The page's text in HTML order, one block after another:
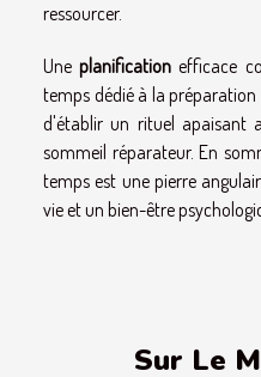
ressourcer.
Uneplanification efficace
temps dédié à la
d'établir un rituel apaisant
sommeil réparateur. En
temps est une pierre
vie et un bien-être
Sur Le